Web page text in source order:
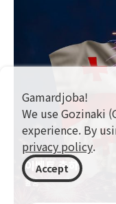
이벤트 축하
활동
Gamardjoba!
We use Gozinaki
experience. By
privacy policy.
Accept